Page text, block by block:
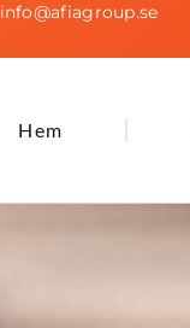
info@afiagroup.se
Hem